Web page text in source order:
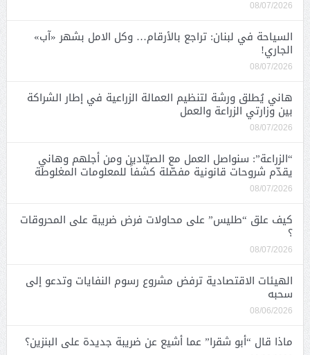
08/07/2026
السياحة في لبنان: تراجع بالأرقام… وكل الامل بشهر «آب»
الجاري!
08/07/2026
هاني يُطلق ورشة لتنظيم العمالة الزراعية في إطار الشراكة
بين وزارتي الزراعة والعمل
08/07/2026
“الزراعة”: سنواصل العمل مع الصيّادين ومن أجلهم وهاني
يقدّم شروحات قانونية مفصّلة كشفاً للمعلومات المغلوطة
08/07/2026
كيف علق “طليس” على محاولات فرض ضريبة على المحروقات
؟
08/07/2026
الهيئات الاقتصادية ترفض مشروع رسوم النفايات وتدعو إلى
سحبه
08/06/2026
ماذا قال “أبو شقرا” عما أشيع عن ضريبة جديدة على البنزين؟